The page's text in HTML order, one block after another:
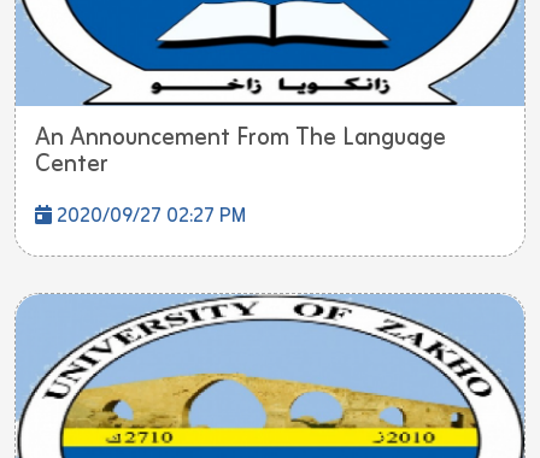
An Announcement From The Language
Center
2020/09/27 02:27 PM